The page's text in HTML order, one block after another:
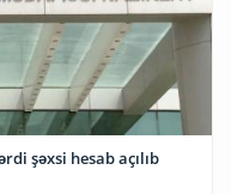
şəxsi hesab açılıb